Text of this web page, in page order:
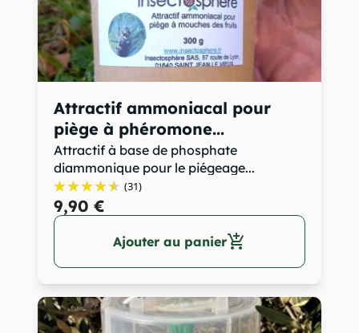
Attractif ammoniacal pour
piège à phéromone...
Attractif à base de phosphate
diammonique pour le piégeage...
(31)
9,90 €
Ajouter au panieradd_shopping_cart